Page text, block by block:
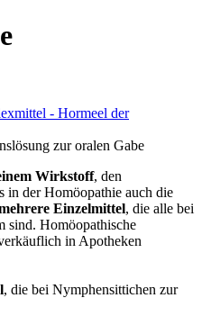
zur oralen Gabe
Wirkstoff, den
in der Homöopathie auch die
Einzelmittel, die alle bei
sind. Homöopathische
in Apotheken
, die bei Nymphensittichen zur